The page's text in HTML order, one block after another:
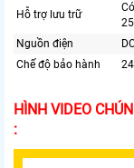
Hỗ trợ lưu trữ
Nguồn điện
Chế độ bảo hành
HÌNH VIDEO
: